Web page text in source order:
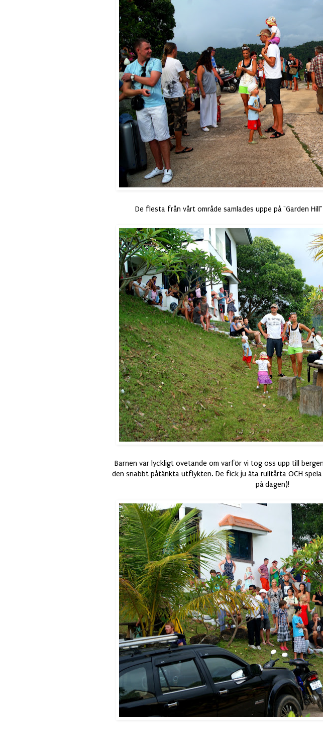
De flesta från vårt område samlades uppe på "Garden
Barnen var lyckligt ovetande om varför vi tog oss upp till
den snabbt påtänkta utflykten. De fick ju äta rulltårta OCH
på dagen)!